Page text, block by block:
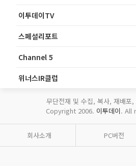
이투데이TV
스페셜리포트
Channel 5
위너스IR클럽
무단전재 및 수집, 복사, 재배포,
Copyright 2006. 이투데이. All
회사소개 PC버전